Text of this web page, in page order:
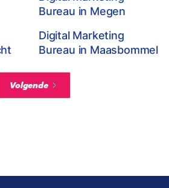
Bureau in Megen
Digital Marketing
Bureau in Maasbommel
Volgende